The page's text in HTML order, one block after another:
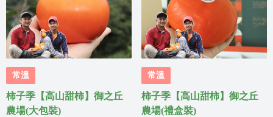
常溫
柿子季【高山甜柿】御之丘
農場(大包裝)
常溫
柿子季【高山甜柿】御之丘
農場(禮盒裝)